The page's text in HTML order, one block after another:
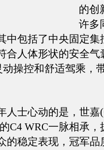
的创
许多
中包括了中央固定集
合人体形状的安全气
动操控和舒适驾乘，
士心动的是，世嘉
C4 WRC一脉相承，
的稳定表现，冠军品